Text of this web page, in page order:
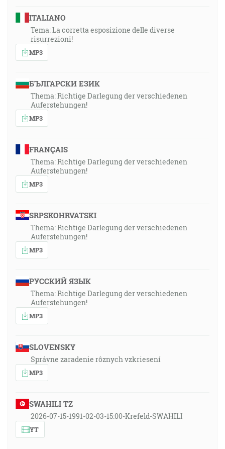
pokoja, váš pokoj odpočinie na ňom, ináče sa navráti
k vám. [Lk 10:5-6]
ITALIANO
Tema: La corretta esposizione delle diverse
risurrezioni!
MP3
БЪЛГАРСКИ ЕЗИК
Thema: Richtige Darlegung der verschiedenen
Auferstehungen!
MP3
FRANÇAIS
Thema: Richtige Darlegung der verschiedenen
Auferstehungen!
MP3
SRPSKOHRVATSKI
Thema: Richtige Darlegung der verschiedenen
Auferstehungen!
MP3
РУССКИЙ ЯЗЫК
Thema: Richtige Darlegung der verschiedenen
Auferstehungen!
MP3
SLOVENSKY
Správne zaradenie rôznych vzkriesení
MP3
SWAHILI TZ
2026-07-15-1991-02-03-15:00-Krefeld-SWAHILI
YT